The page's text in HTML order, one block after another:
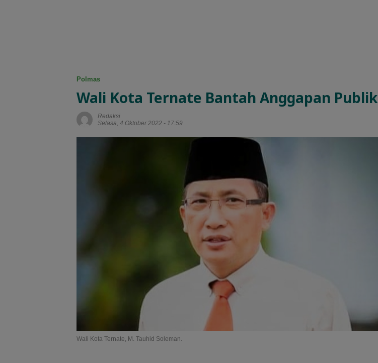
Polmas
Wali Kota Ternate Bantah Anggapan Publik
Redaksi
Selasa, 4 Oktober 2022 - 17:59
Wali Kota Ternate, M. Tauhid Soleman.